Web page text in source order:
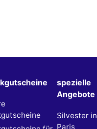
spezielle
Angebote
Silvester in
Paris